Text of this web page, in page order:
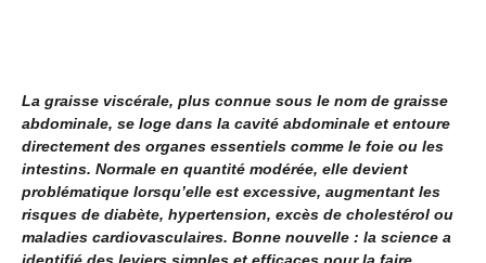
La graisse viscérale, plus connue sous le nom de graisse
abdominale, se loge dans la cavité abdominale et entoure
directement des organes essentiels comme le foie ou les
intestins. Normale en quantité modérée, elle devient
problématique lorsqu’elle est excessive, augmentant les
risques de diabète, hypertension, excès de cholestérol ou
maladies cardiovasculaires. Bonne nouvelle : la science a